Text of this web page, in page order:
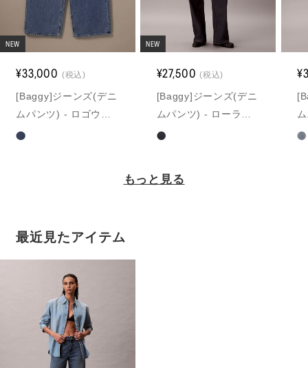
NEW
¥33,000 (税込)
[Baggy]ジーンズ(デニ
ムパンツ) - ロゴウエ
ストバンドローライズ
NEW
¥27,500 (税込)
[Baggy]ジーンズ(デニ
ムパンツ) - ローライ
ズバギージーンズ
もっと見る
最近見たアイテム